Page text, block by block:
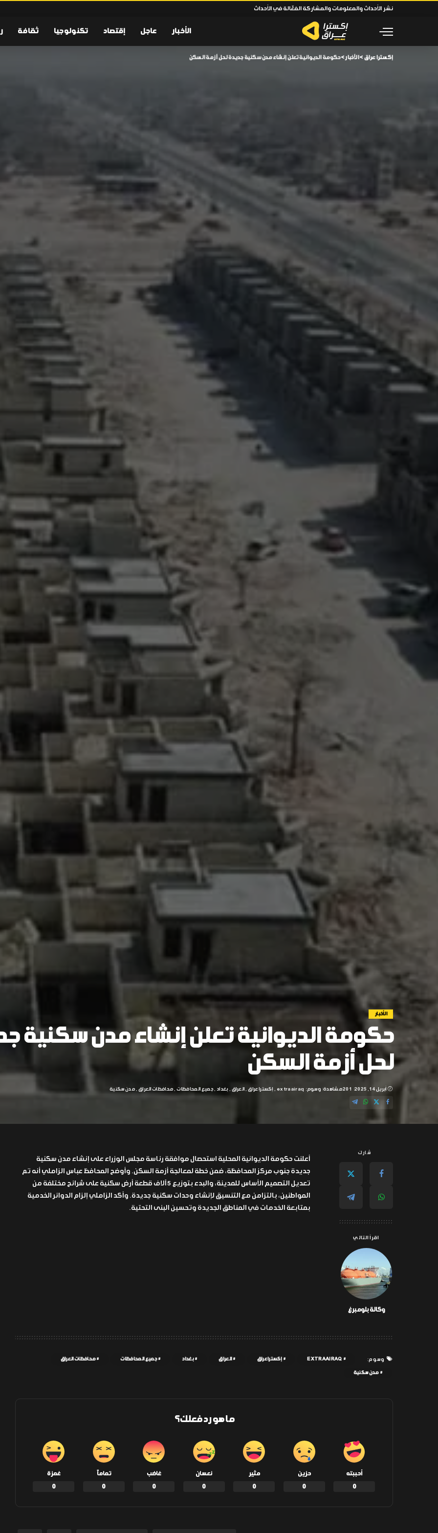
نشر الأحداث والمعلومات والمشاركة الفعّالة في الأحداث
الأخبار عاجل إقتصاد تكنولوجيا ثقافة
إكسترا عراق >الأخبار>حكومة الديوانية تعلن إنشاء مدن سكنية جديدة لحل أزمة السكن
الأخبار
حكومة الديوانية تعلن إنشاء مدن سكنية
لحل أزمة السكن
أبريل 14, 2025 201 مشاهدة وسوم: extraairaq إكسترا عراق العراق بغداد جميع المحافظات محافظات العراق مدن سكنية
شارك
اقرأ التالي
وكالة بلومبرغ
أعلنت حكومة الديوانية المحلية استحصال موافقة رئاسة مجلس الوزراء على إنشاء مدن سكنية
جديدة جنوب مركز المحافظة، ضمن خطة لمعالجة أزمة السكن. وأوضح المحافظ عباس الزاملي أنه تم
تعديل التصميم الأساس للمدينة، والبدء بتوزيع 5 آلاف قطعة أرض سكنية على شرائح مختلفة من
المواطنين، بالتزامن مع التنسيق لإنشاء وحدات سكنية جديدة. وأكد الزاملي إلزام الدوائر الخدمية
بمتابعة الخدمات في المناطق الجديدة وتحسين البنى التحتية.
وسوم: EXTRAAIRAQ إكسترا عراق العراق بغداد جميع المحافظات محافظات العراق
مدن سكنية
ما هو رد فعلك؟
أحببته
0
حزين
0
مثير
0
نعسان
0
غاضب
0
تماماً
0
غمزة
0